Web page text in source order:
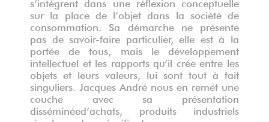
s’intègrent dans une réflexion conceptuelle
sur la place de l’objet dans la société de
consommation. Sa démarche ne présente
pas de savoir-faire particulier, elle est à la
portée de tous, mais le développement
intellectuel et les rapports qu’il crée entre les
objets et leurs valeurs, lui sont tout à fait
singuliers. Jacques André nous en remet une
couche avec sa présentation
disséminéed’achats, produits industriels